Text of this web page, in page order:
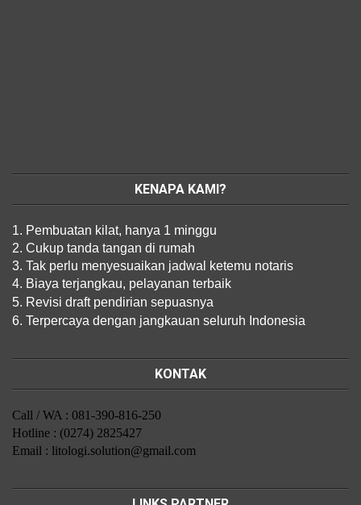
KENAPA KAMI?
1. Pembuatan kilat, hanya 1 minggu
2. Cukup tanda tangan di rumah
3. Tak perlu menyesuaikan jadwal ketemu notaris
4. Biaya terjangkau, pelayanan terbaik
5. Revisi draft pendirian sepuasnya
6. Terpercaya dengan jangkauan seluruh Indonesia
KONTAK
Call / WA : 081-390-816-250
Hotline : (0274) 2825427
Email : litologi.solution@gmail.com